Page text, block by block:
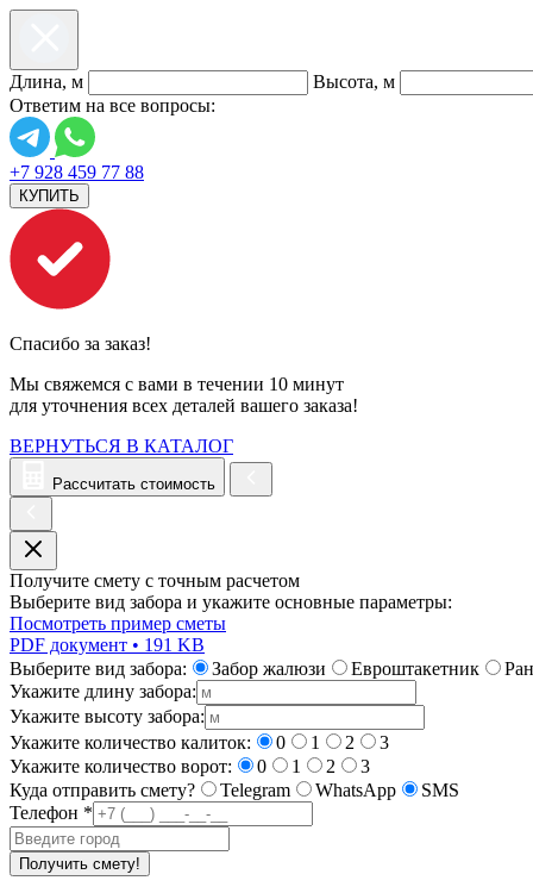
Длина, м Высота, м
Ответим на все вопросы:
+7 928 459 77 88
КУПИТЬ
Спасибо за заказ!
Мы свяжемся с вами в течении 10 минут
для уточнения всех деталей вашего заказа!
ВЕРНУТЬСЯ В КАТАЛОГ
Рассчитать стоимость
Получите смету с точным расчетом
Выберите вид забора и укажите основные параметры:
Посмотреть пример сметы
PDF документ • 191 KB
Выберите вид забора:
Забор жалюзи Евроштакетник
Укажите длину забора:
Укажите высоту забора:
Укажите количество калиток:
0 1 2
3
Укажите количество ворот:
0 1 2
3
Куда отправить смету?
Telegram WhatsApp
SMS
Телефон *
Получить смету!